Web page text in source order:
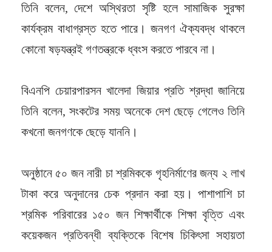
তিনি বলেন, দেশে অস্থিরতা সৃষ্টি হলে সামাজিক সুরক্ষা
কার্যক্রম বাধাগ্রস্ত হতে পারে। জনগণ ঐক্যবদ্ধ থাকলে
কোনো ষড়যন্ত্রই গণতন্ত্রকে ধ্বংস করতে পারবে না।
বিএনপি চেয়ারপারসন খালেদা জিয়ার প্রতি শ্রদ্ধা জানিয়ে
তিনি বলেন, সংকটের সময় অনেকে দেশ ছেড়ে গেলেও তিনি
কখনো জনগণকে ছেড়ে যাননি।
অনুষ্ঠানে ৫০ জন নারী চা শ্রমিককে গৃহনির্মাণের জন্য ২ লাখ
টাকা করে অনুদানের চেক প্রদান করা হয়। পাশাপাশি চা
শ্রমিক পরিবারের ১৫০ জন শিক্ষার্থীকে শিক্ষা বৃত্তি এবং
কয়েকজন প্রতিবন্ধী ব্যক্তিকে বিশেষ চিকিৎসা সহায়তা